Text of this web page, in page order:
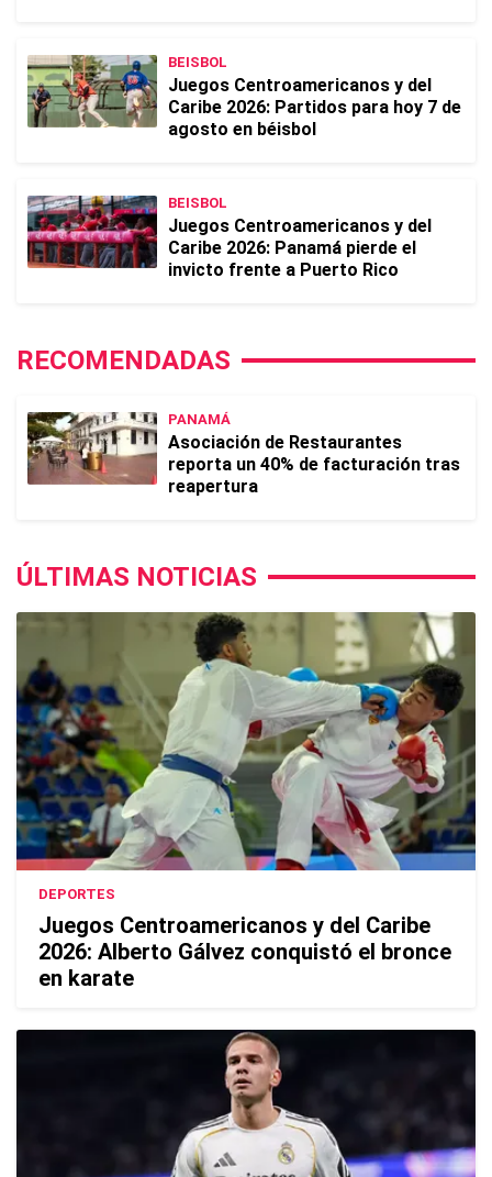
BEISBOL
Juegos Centroamericanos y del
Caribe 2026: Partidos para hoy 7 de
agosto en béisbol
BEISBOL
Juegos Centroamericanos y del
Caribe 2026: Panamá pierde el
invicto frente a Puerto Rico
RECOMENDADAS
PANAMÁ
Asociación de Restaurantes
reporta un 40% de facturación tras
reapertura
ÚLTIMAS NOTICIAS
DEPORTES
Juegos Centroamericanos y del Caribe
2026: Alberto Gálvez conquistó el bronce
en karate